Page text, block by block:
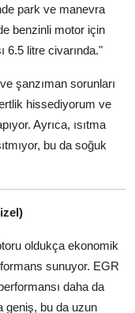
park ve manevra
benzinli motor için
6.5 litre civarında."
şanzıman sorunları
hissediyorum ve
Ayrıca, ısıtma
bu da soğuk
oldukça ekonomik
sunuyor. EGR
daha da
geniş, bu da uzun